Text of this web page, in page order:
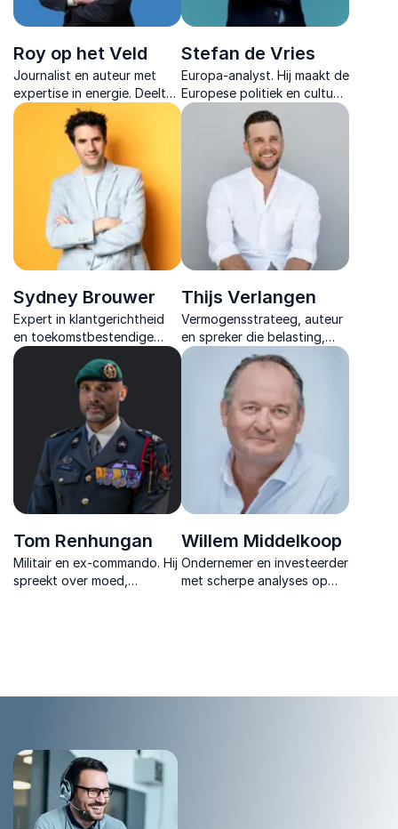
Roy op het Veld
Journalist en auteur met
expertise in energie. Deelt
diepe analyses over
economie, geopolitiek en
klimaattransitie die
organisaties helpen in
complexe tijden.
Stefan de Vries
Europa-analyst. Hij maakt de
Europese politiek en cultuur
begrijpelijk, met scherpe
analyses, humor en
internationale ervaring.
Sydney Brouwer
Expert in klantgerichtheid
en toekomstbestendige
organisatiecultuur. Hij helpt
organisaties klantgerichter
en wendbaarder te worden.
Thijs Verlangen
Vermogensstrateeg, auteur
en spreker die belasting,
pensioen en beleggen
vertaalt naar slimme keuzes
voor ondernemers en
particulieren.
Tom Renhungan
Militair en ex-commando. Hij
spreekt over moed,
Willem Middelkoop
Ondernemer en investeerder
met scherpe analyses op